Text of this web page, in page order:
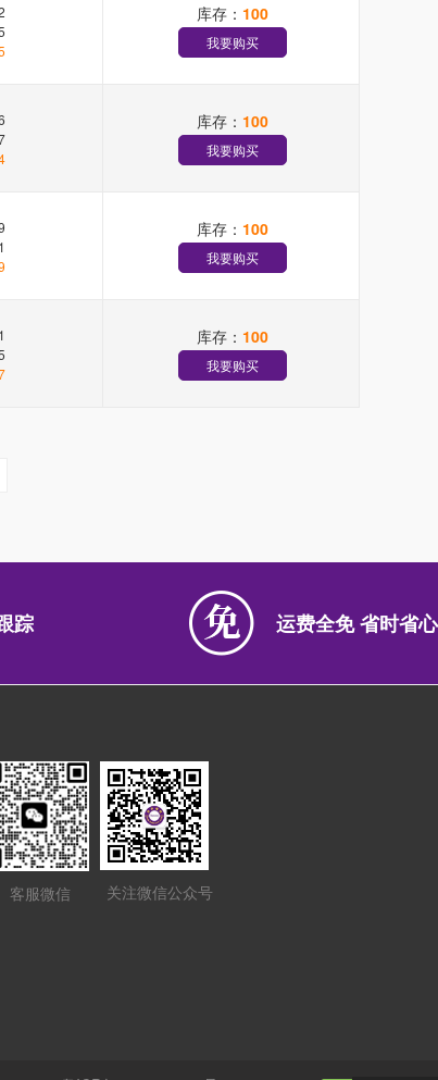
库存： 100
我要购买
库存： 100
我要购买
库存： 100
我要购买
库存： 100
我要购买
踪 运费全免 省时省心
客服微信 关注微信公众号